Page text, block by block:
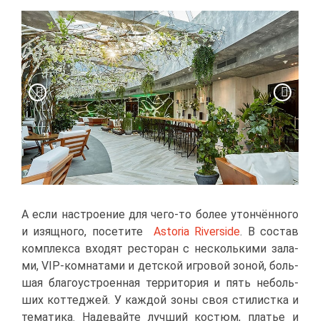
А ес­ли на­стро­е­ние для че­го-то бо­лее утон­чён­но­го
и изящ­но­го, по­се­ти­те Astoria Riverside. В со­став
ком­плек­са вхо­дят ре­сто­ран с несколь­ки­ми за­ла­
ми, VIP-ком­на­та­ми и дет­ской иг­ро­вой зо­ной, боль­
шая бла­го­устро­ен­ная тер­ри­то­рия и пять неболь­
ших кот­те­джей. У каж­дой зо­ны своя сти­лист­ка и
те­ма­ти­ка. На­де­вай­те луч­ший ко­стюм, пла­тье и